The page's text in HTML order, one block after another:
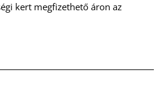
kert megfizethető áron az